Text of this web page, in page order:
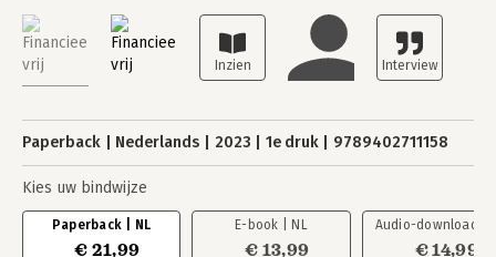
Paperback Nederlands 2023 1e druk 9789402711158
Kies uw bindwijze
Paperback | NL
€ 21,99
E-book | NL
€ 13,99
Audio-download |
€ 14,99